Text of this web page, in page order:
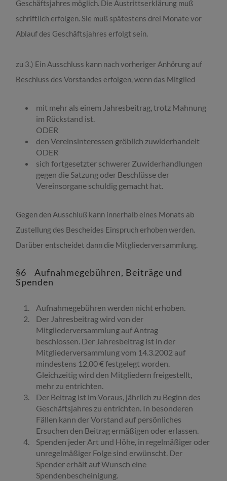
Geschäftsjahres möglich. Die Austrittserklärung muß
schriftlich erfolgen. Sie muß spätestens drei Monate vor
Ablauf des Geschäftsjahres erfolgt sein.
zu 3.) Ein Ausschluss kann nach vorheriger Anhörung auf
Beschluss des Vorstandes erfolgen, wenn das Mitglied
mit mehr als einem Jahresbeitrag, trotz Mahnung
im Rückstand ist.
ODER
den Vereinsinteressen gröblich zuwiderhandelt
ODER
sich fortgesetzter schwerer Zuwiderhandlungen
gegen die Satzung oder Beschlüsse der
Vereinsorgane schuldig gemacht hat.
Gegen den Ausschluß kann innerhalb eines Monats ab
Zustellung des Bescheides Einspruch erhoben werden.
Darüber entscheidet dann die Mitgliederversammlung.
§6 Aufnahmegebühren, Beiträge und
Spenden
Aufnahmegebühren werden nicht erhoben.
Der Jahresbeitrag wird von der
Mitgliederversammlung auf Antrag
beschlossen. Der Jahresbeitrag ist in der
Mitgliederversammlung vom 14.3.2002 auf
mindestens 12,00 € festgelegt worden.
Gleichzeitig wird den Mitgliedern freigestellt,
mehr zu entrichten.
Der Beitrag ist im Voraus, jährlich zu Beginn des
Geschäftsjahres zu entrichten. In besonderen
Fällen kann der Vorstand auf persönliches
Ersuchen den Beitrag ermäßigen oder erlassen.
Spenden jeder Art und Höhe, in regelmäßiger oder
unregelmäßiger Folge sind erwünscht. Der
Spender erhält auf Wunsch eine
Spendenbescheinigung.